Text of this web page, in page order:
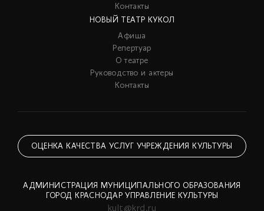
Контакты
НОВЫЙ ТЕАТР КУКОЛ
Афиша
Репертуар
О театре
Руководство и актеры
Контакты
ОЦЕНКА КАЧЕСТВА УСЛУГ УЧРЕЖДЕНИЯ КУЛЬТУРЫ
АДМИНИСТРАЦИЯ МУНИЦИПАЛЬНОГО ОБРАЗОВАНИЯ
ГОРОД КРАСНОДАР УПРАВЛЕНИЕ КУЛЬТУРЫ
kult@krd.ru